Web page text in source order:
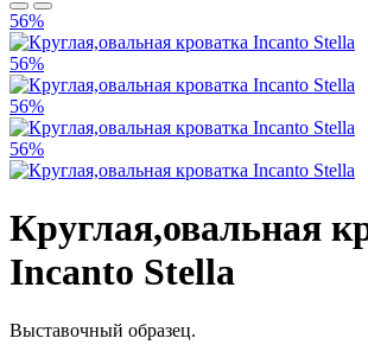
56%
56%
56%
56%
Круглая,овальная
Incanto Stella
Выставочный образец.